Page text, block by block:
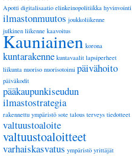
Apotti digitalisaatio elinkeinopolitiikka hyvinvointi
ilmastonmuutos joukkoliikenne
julkinen liikenne kaavoitus
Kauniainen korona
kuntarakenne kuntavaalit lapsiperheet
liikunta nuoriso nuorisotoimi päivähoito
päiväkodit
pääkaupunkiseudun
ilmastostrategia
rakennettu ympäristö sote talous terveys tiedotteet
valtuustoaloite
valtuustoaloitteet
varhaiskasvatus ympäristö yrittäjät